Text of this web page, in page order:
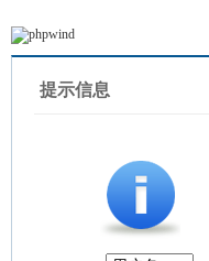
提示信息